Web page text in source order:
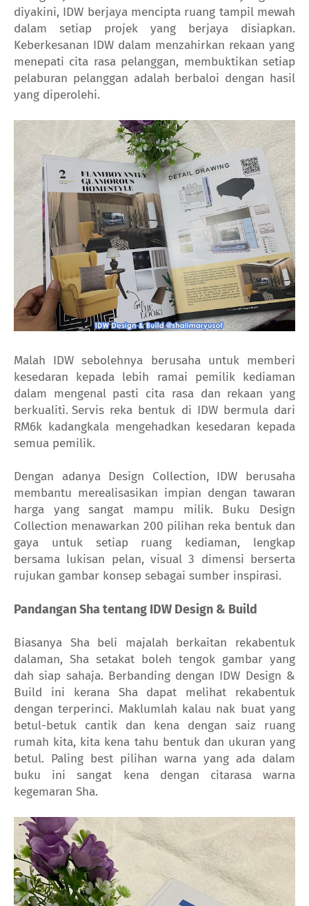
diyakini, IDW berjaya mencipta ruang tampil mewah
dalam setiap projek yang berjaya disiapkan.
Keberkesanan IDW dalam menzahirkan rekaan yang
menepati cita rasa pelanggan, membuktikan setiap
pelaburan pelanggan adalah berbaloi dengan hasil
yang diperolehi.
Malah IDW sebolehnya berusaha untuk memberi
kesedaran kepada lebih ramai pemilik kediaman
dalam mengenal pasti cita rasa dan rekaan yang
berkualiti. Servis reka bentuk di IDW bermula dari
RM6k kadangkala mengehadkan kesedaran kepada
semua pemilik.
Dengan adanya Design Collection, IDW berusaha
membantu merealisasikan impian dengan tawaran
harga yang sangat mampu milik. Buku Design
Collection menawarkan 200 pilihan reka bentuk dan
gaya untuk setiap ruang kediaman, lengkap
bersama lukisan pelan, visual 3 dimensi berserta
rujukan gambar konsep sebagai sumber inspirasi.
Pandangan Sha tentang IDW Design & Build
Biasanya Sha beli majalah berkaitan rekabentuk
dalaman, Sha setakat boleh tengok gambar yang
dah siap sahaja. Berbanding dengan IDW Design &
Build ini kerana Sha dapat melihat rekabentuk
dengan terperinci. Maklumlah kalau nak buat yang
betul-betuk cantik dan kena dengan saiz ruang
rumah kita, kita kena tahu bentuk dan ukuran yang
betul. Paling best pilihan warna yang ada dalam
buku ini sangat kena dengan citarasa warna
kegemaran Sha.